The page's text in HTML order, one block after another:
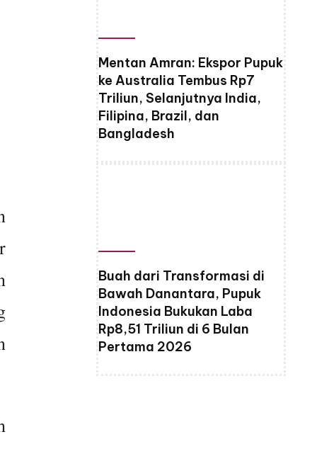
Mentan Amran: Ekspor Pupuk
ke Australia Tembus Rp7
Triliun, Selanjutnya India,
Filipina, Brazil, dan
Bangladesh
Buah dari Transformasi di
Bawah Danantara, Pupuk
Indonesia Bukukan Laba
Rp8,51 Triliun di 6 Bulan
Pertama 2026